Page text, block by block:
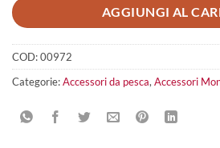
AGGIUNGI AL
COD:00972
Categorie:Accessori da pesca,Accessori